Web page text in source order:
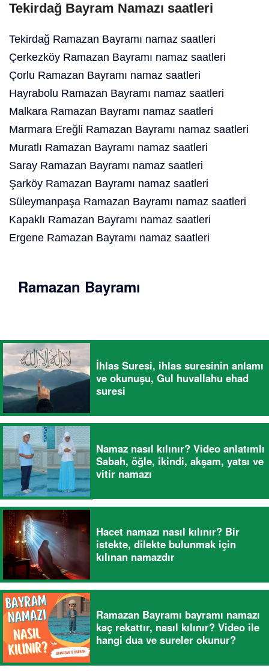
Tekirdağ Bayram Namazı saatleri
Tekirdağ Ramazan Bayramı namaz saatleri
Çerkezköy Ramazan Bayramı namaz saatleri
Çorlu Ramazan Bayramı namaz saatleri
Hayrabolu Ramazan Bayramı namaz saatleri
Malkara Ramazan Bayramı namaz saatleri
Marmara Ereğli Ramazan Bayramı namaz saatleri
Muratlı Ramazan Bayramı namaz saatleri
Saray Ramazan Bayramı namaz saatleri
Şarköy Ramazan Bayramı namaz saatleri
Süleymanpaşa Ramazan Bayramı namaz saatleri
Kapaklı Ramazan Bayramı namaz saatleri
Ergene Ramazan Bayramı namaz saatleri
Ramazan Bayramı
İhlas Suresi, ihlas suresinin anlamı
ve okunuşu, Gul huvallahu ehad
suresi
Namaz nasıl kılınır? Video anlatımlı
Sabah, öğle, ikindi, akşam, yatsı ve
vitir namazı
Hacet namazı nasıl kılınır? Bir
istekte, dilekte bulunmak için
kılınan namazdır
Ramazan Bayramı bayramı namazı
kaç rekattır, nasıl kılınır? Video ile
hangi dua ve sureler okunur?